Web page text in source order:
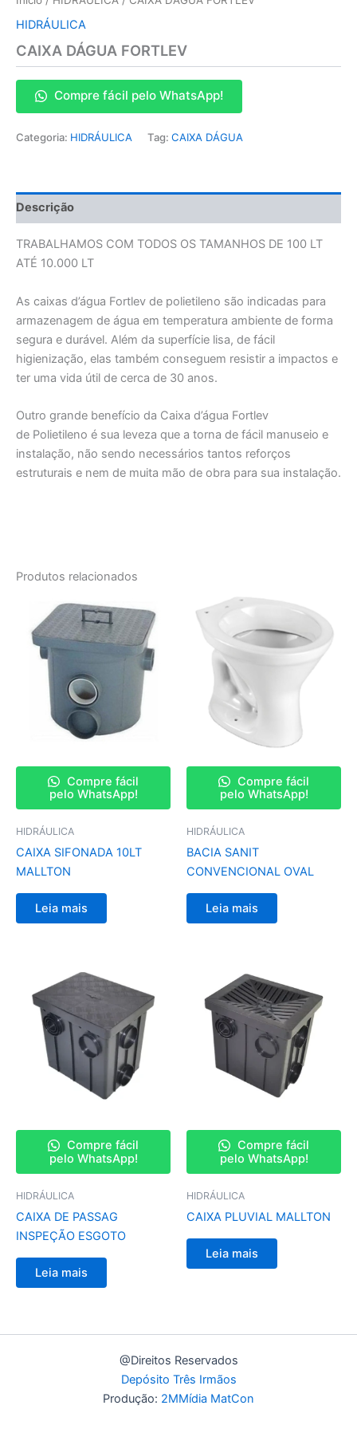
HIDRÁULICA
CAIXA DÁGUA FORTLEV
Compre fácil pelo WhatsApp!
Categoria: HIDRÁULICA Tag: CAIXA DÁGUA
Descrição
TRABALHAMOS COM TODOS OS TAMANHOS DE 100 LT
ATÉ 10.000 LT
As caixas d’água Fortlev de polietileno são indicadas para
armazenagem de água em temperatura ambiente de forma
segura e durável. Além da superfície lisa, de fácil
higienização, elas também conseguem resistir a impactos e
ter uma vida útil de cerca de 30 anos.
Outro grande benefício da Caixa d’água Fortlev
de Polietileno é sua leveza que a torna de fácil manuseio e
instalação, não sendo necessários tantos reforços
estruturais e nem de muita mão de obra para sua instalação.
Produtos relacionados
Compre fácil
pelo WhatsApp!
HIDRÁULICA
CAIXA SIFONADA 10LT
MALLTON
Leia mais
Compre fácil
pelo WhatsApp!
HIDRÁULICA
BACIA SANIT
CONVENCIONAL OVAL
Leia mais
Compre fácil
pelo WhatsApp!
HIDRÁULICA
CAIXA DE PASSAG
INSPEÇÃO ESGOTO
Leia mais
Compre fácil
pelo WhatsApp!
HIDRÁULICA
CAIXA PLUVIAL MALLTON
Leia mais
@Direitos Reservados
Depósito Três Irmãos
Produção: 2MMídia MatCon